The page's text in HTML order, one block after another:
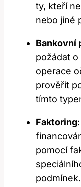
ty, kteří
nebo jiné
Bankovní
požádat
operace
prověřit
tímto
Faktoring
pomocí
podmínek.